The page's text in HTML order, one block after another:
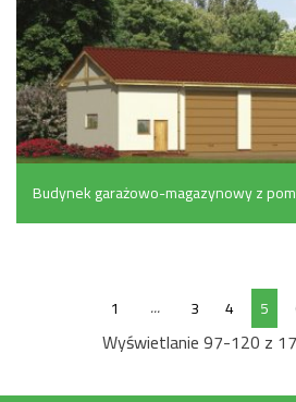
Budynek garażowo-magazynowy z
gospodarczym (169.6 m²)
1 ... 3 4 5
Wyświetlanie 97-120 z